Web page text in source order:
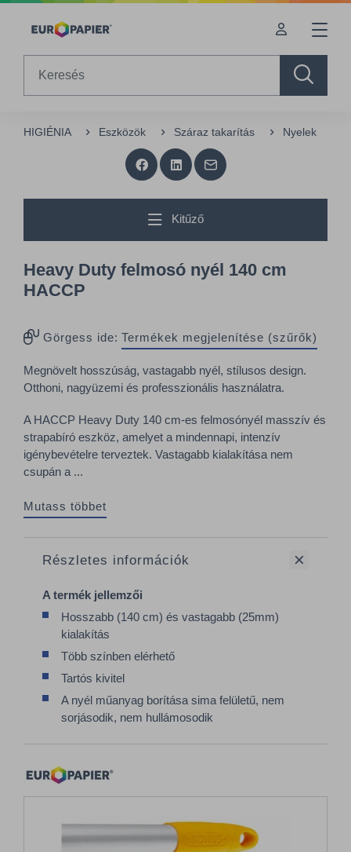
Table Of Content
HIGIÉNIA Eszközök Száraz takarítás Nyelek
Kitűző
Heavy Duty felmosó nyél 140 cm
HACCP
Görgess ide: Termékek megjelenítése (szűrők)
Megnövelt hosszúság, vastagabb nyél, stílusos design.
Otthoni, nagyüzemi és professzionális használatra.
A HACCP Heavy Duty 140 cm-es felmosónyél masszív és
strapabíró eszköz, amelyet a mindennapi, intenzív
igénybevételre terveztek. Vastagabb kialakítása nem
csupán a ...
Mutass többet
Részletes információk
A termék jellemzői
Hosszabb (140 cm) és vastagabb (25mm)
kialakítás
Több színben elérhető
Tartós kivitel
A nyél műanyag borítása sima felületű, nem
sorjásodik, nem hullámosodik